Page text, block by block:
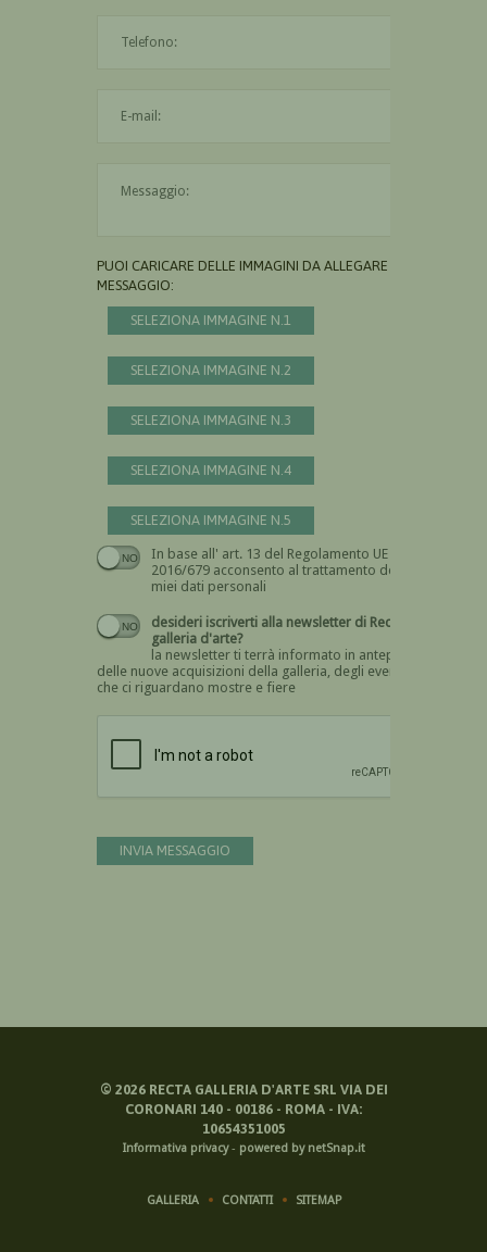
PUOI CARICARE DELLE IMMAGINI DA ALLEGARE AL
MESSAGGIO:
SELEZIONA IMMAGINE N.1
SELEZIONA IMMAGINE N.2
SELEZIONA IMMAGINE N.3
SELEZIONA IMMAGINE N.4
SELEZIONA IMMAGINE N.5
In base all' art. 13 del Regolamento UE n.
2016/679 acconsento al trattamento dei
miei dati personali
Devi dare il consenso
desideri iscriverti alla newsletter di Recta
galleria d'arte?
la newsletter ti terrà informato in anteprima
delle nuove acquisizioni della galleria, degli eventi
che ci riguardano mostre e fiere
INVIA MESSAGGIO
© 2026RECTA GALLERIA D'ARTE SRL VIA DEI
CORONARI 140 - 00186 - ROMA - IVA:
10654351005
Informativa privacy- powered by netSnap.it
GALLERIA CONTATTI SITEMAP